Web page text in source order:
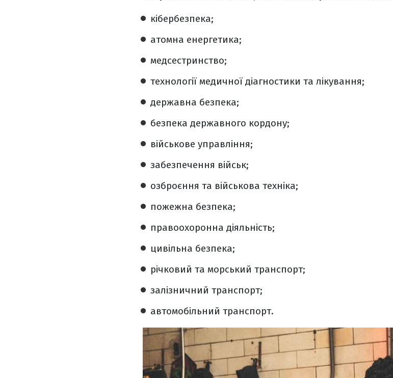
кібербезпека;
атомна енергетика;
медсестринство;
технології медичної діагностики та лікування;
державна безпека;
безпека державного кордону;
військове управління;
забезпечення військ;
озброєння та військова техніка;
пожежна безпека;
правоохоронна діяльність;
цивільна безпека;
річковий та морський транспорт;
залізничний транспорт;
автомобільний транспорт.